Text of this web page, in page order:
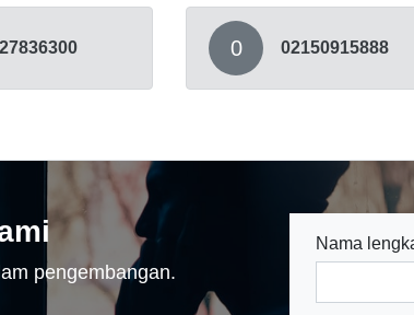
0 02150915888
pengembangan.
Nama